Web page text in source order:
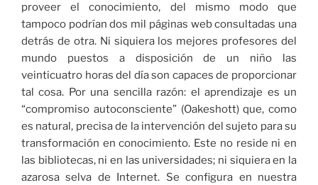
proveer el conocimiento, del mismo modo que
tampoco podrían dos mil páginas web consultadas una
detrás de otra. Ni siquiera los mejores profesores del
mundo puestos a disposición de un niño las
veinticuatro horas del día son capaces de proporcionar
tal cosa. Por una sencilla razón: el aprendizaje es un
“compromiso autoconsciente” (Oakeshott) que, como
es natural, precisa de la intervención del sujeto para su
transformación en conocimiento. Este no reside ni en
las bibliotecas, ni en las universidades; ni siquiera en la
azarosa selva de Internet. Se configura en nuestra